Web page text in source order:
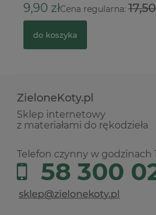
9,90 złCena regularna:
do koszyka
ZieloneKoty.pl
Sklep internetowy
z materiałami do rękodzieła
Telefon czynny w godzinach
58 300